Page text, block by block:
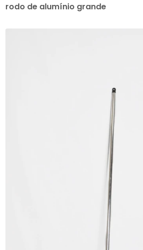
rodo de alumínio grande